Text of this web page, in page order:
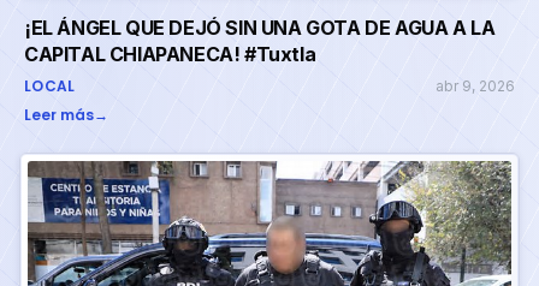
¡EL ÁNGEL QUE DEJÓ SIN UNA GOTA DE AGUA A LA
CAPITAL CHIAPANECA! #Tuxtla
LOCAL abr 9, 2026
Leer más→